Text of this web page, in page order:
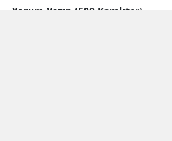
Yorum Yazın (500 Karakter)